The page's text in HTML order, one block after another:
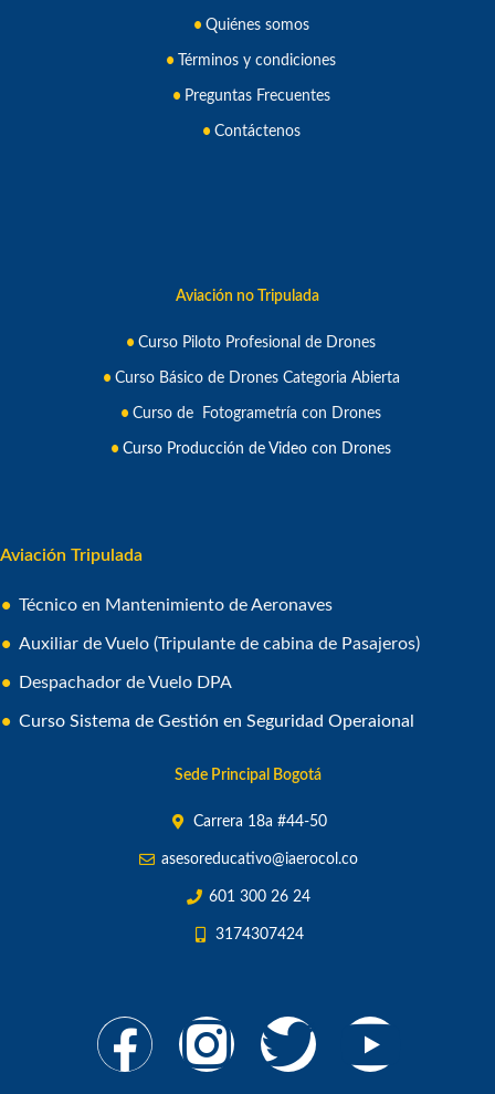
Quiénes somos
Términos y condiciones
Preguntas Frecuentes
Contáctenos
Aviación no Tripulada
Curso Piloto Profesional de Drones
Curso Básico de Drones Categoria Abierta
Curso de Fotogrametría con Drones
Curso Producción de Video con Drones
Aviación Tripulada
Técnico en Mantenimiento de Aeronaves
Auxiliar de Vuelo (Tripulante de cabina de Pasajeros)
Despachador de Vuelo DPA
Curso Sistema de Gestión en Seguridad Operaional
Sede Principal Bogotá
Carrera 18a #44-50
asesoreducativo@iaerocol.co
601 300 26 24
3174307424